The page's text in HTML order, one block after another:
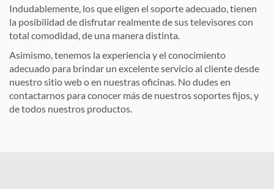
Indudablemente, los que eligen el soporte adecuado, tienen
la posibilidad de disfrutar realmente de sus televisores con
total comodidad, de una manera distinta.
Asimismo, tenemos la experiencia y el conocimiento
adecuado para brindar un excelente servicio al cliente desde
nuestro sitio web o en nuestras oficinas. No dudes en
contactarnos para conocer más de nuestros soportes fijos, y
de todos nuestros productos.